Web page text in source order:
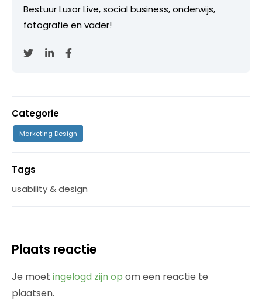
Bestuur Luxor Live, social business, onderwijs,
fotografie en vader!
Categorie
Marketing Design
Tags
usability & design
Plaats reactie
Je moet ingelogd zijn op om een reactie te
plaatsen.